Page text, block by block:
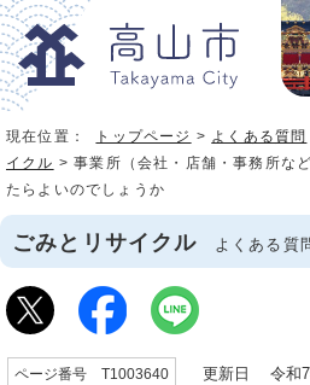
現在位置： トップページ > よくある質問
イクル > 事業所（会社・店舗・事務所な
たらよいのでしょうか
ごみとリサイクル よくある質
ページ番号 T1003640 更新日 令和7